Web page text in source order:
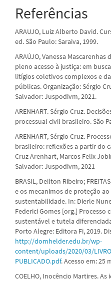
Referências
ARAUJO, Luiz Alberto David.
ed. São Paulo: Saraiva, 1999.
ARAÚJO, Vanessa
pleno acesso à justiça: em
litígios coletivos complexos e
públicas. Organização: Sérgio
Salvador: Juspodivm, 2021.
ARENHART. Sérgio Cruz.
processual civil brasileiro. São
ARENHART, Sérgio Cruz.
brasileiro: reflexões a partir do
Cruz Arenhart, Marcos Felix
Salvador: Juspodivm, 2021
BRASIL, Deilton Ribeiro;
e os mecanimos de proteção
sustentabilidade. In: Dierle
Federici Gomes [org.]
sustentável e tutela
Porto Alegre: Editora Fi, 2019.
http://domhelder.edu.br/wp-
content/uploads/2020/03/
PUBLICADO.pdf. Acesso em: 25
COELHO, Inocêncio Martires.